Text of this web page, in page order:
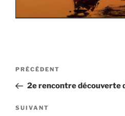
Navigation
l’article
Article
précédent
PRÉCÉDENT
2e rencontre découverte
Article
SUIVANT